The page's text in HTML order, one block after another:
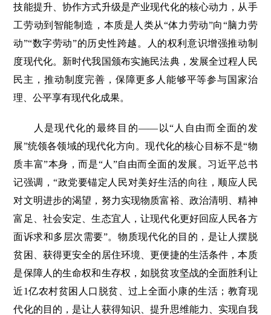
技能提升、协作方式升级是产业现代化的核心动力，从手
工劳动到智能制造，本质是人类从“体力劳动”向“脑力劳
动”“数字劳动”的历史性跨越。人的权利意识增强推动制
度现代化。新时代我国颁布实施民法典，发展全过程人民
民主，推动制度完善，保障更多人能够平等参与国家治
理、公平享有现代化成果。
人是现代化的最终目的——以“人自由而全面的发
展”统领各领域的现代化方向。现代化的核心目标不是“物
质丰富”本身，而是“人”自由而全面的发展。习近平总书
记强调，“政党要锚定人民对美好生活的向往，顺应人民
对文明进步的渴望，努力实现物质富裕、政治清明、精神
富足、社会安定、生态宜人，让现代化更好回应人民各方
面诉求和多层次需要”。物质现代化的目的，是让人摆脱
贫困、获得更安全的居住环境、更便捷的生活条件，本质
是保障人的生命权和生存权，如脱贫攻坚战的全面胜利让
近1亿农村贫困人口脱贫、过上全面小康的生活；教育现
代化的目的，是让人获得知识、提升思维能力、实现自我